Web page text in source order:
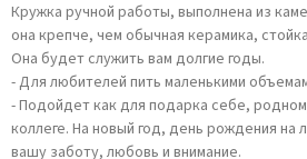
Кружка ручной работы, выполнена из
она крепче, чем обычная керамика,
Она будет служить вам долгие годы.
- Для любителей пить маленькими
- Подойдет как для подарка себе,
коллеге. На новый год, день рождения на
вашу заботу, любовь и внимание.